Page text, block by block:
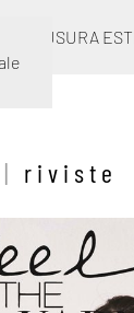
***CHIUSURA
| riviste